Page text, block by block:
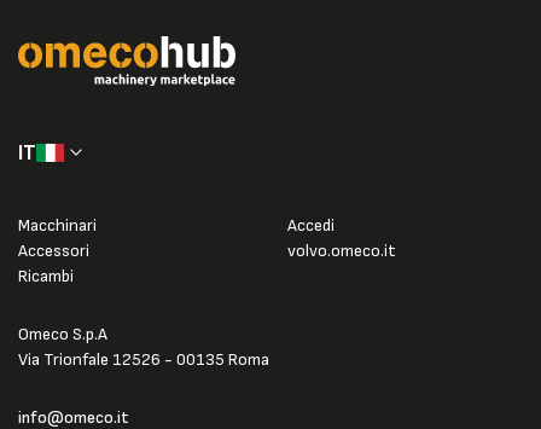
IT
Omeco S.p.A
Via Trionfale 12526 - 00135 Roma
info@omeco.it
Macchinari
Accessori
Ricambi
Accedi
volvo.omeco.it